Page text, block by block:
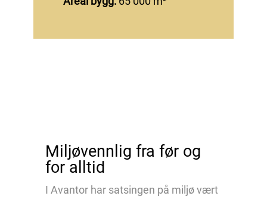
Miljøvennlig fra før og
for alltid
I Avantor har satsingen på miljø vært